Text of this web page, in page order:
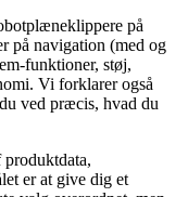
på
på navigation (med og
funktioner, støj,
Vi forklarer også
ved præcis, hvad du
er at give dig et